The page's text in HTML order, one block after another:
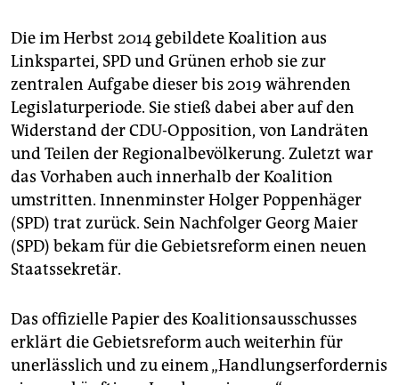
Die im Herbst 2014 gebildete Koalition aus
Linkspartei, SPD und Grünen erhob sie zur
zentralen Aufgabe dieser bis 2019 währenden
Legislaturperiode. Sie stieß dabei aber auf den
Widerstand der CDU-Opposition, von Landräten
und Teilen der Regionalbevölkerung. Zuletzt war
das Vorhaben auch innerhalb der Koalition
umstritten. Innenminster Holger Poppenhäger
(SPD) trat zurück. Sein Nachfolger Georg Maier
(SPD) bekam für die Gebietsreform einen neuen
Staatssekretär.
Das offizielle Papier des Koalitionsausschusses
erklärt die Gebietsreform auch weiterhin für
unerlässlich und zu einem „Handlungserfordernis